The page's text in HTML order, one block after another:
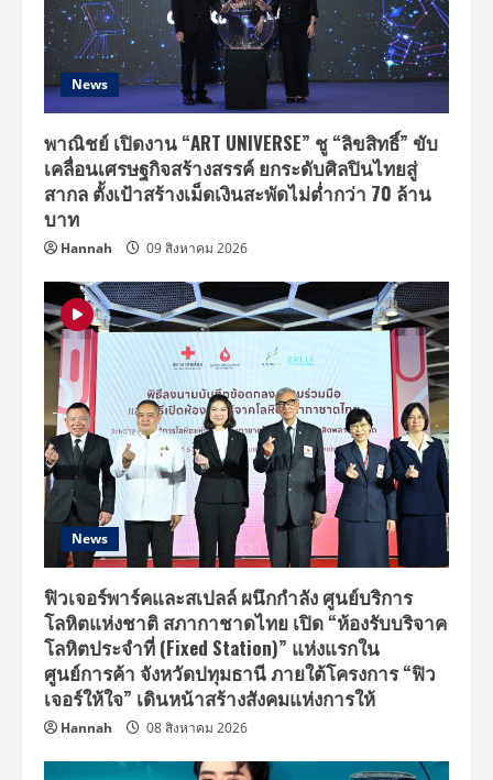
News
พาณิชย์ เปิดงาน “ART UNIVERSE” ชู “ลิขสิทธิ์” ขับ
เคลื่อนเศรษฐกิจสร้างสรรค์ ยกระดับศิลปินไทยสู่
สากล ตั้งเป้าสร้างเม็ดเงินสะพัดไม่ต่ำกว่า 70 ล้าน
บาท
Hannah 09 สิงหาคม 2026
News
ฟิวเจอร์พาร์คและสเปลล์ ผนึกกำลัง ศูนย์บริการ
โลหิตแห่งชาติ สภากาชาดไทย เปิด “ห้องรับบริจาค
โลหิตประจำที่ (Fixed Station)” แห่งแรกใน
ศูนย์การค้า จังหวัดปทุมธานี ภายใต้โครงการ “ฟิว
เจอร์ให้ใจ” เดินหน้าสร้างสังคมแห่งการให้
Hannah 08 สิงหาคม 2026